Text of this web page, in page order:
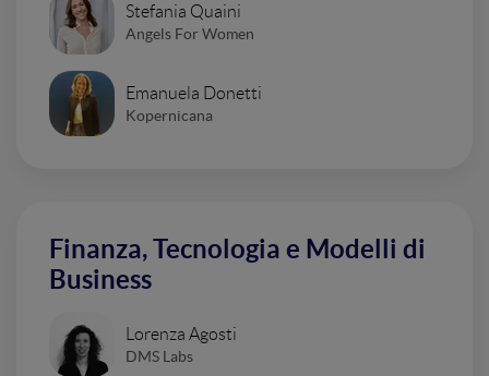
Stefania Quaini
Angels For Women
Emanuela Donetti
Kopernicana
Finanza, Tecnologia e Modelli di
Business
Lorenza Agosti
DMS Labs